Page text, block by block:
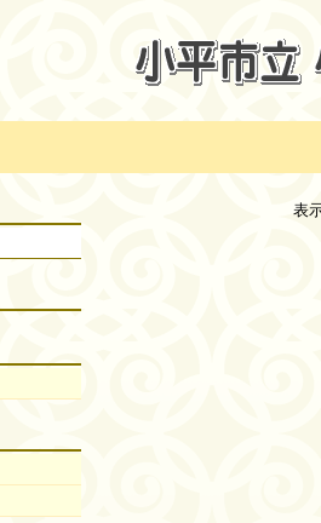
表